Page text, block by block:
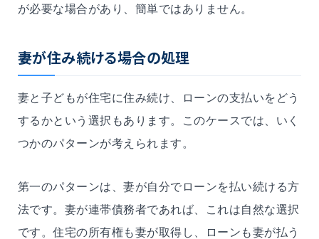
が必要な場合があり、簡単ではありません。
妻が住み続ける場合の処理
妻と子どもが住宅に住み続け、ローンの支払いをどう
するかという選択もあります。このケースでは、いく
つかのパターンが考えられます。
第一のパターンは、妻が自分でローンを払い続ける方
法です。妻が連帯債務者であれば、これは自然な選択
です。住宅の所有権も妻が取得し、ローンも妻が払う